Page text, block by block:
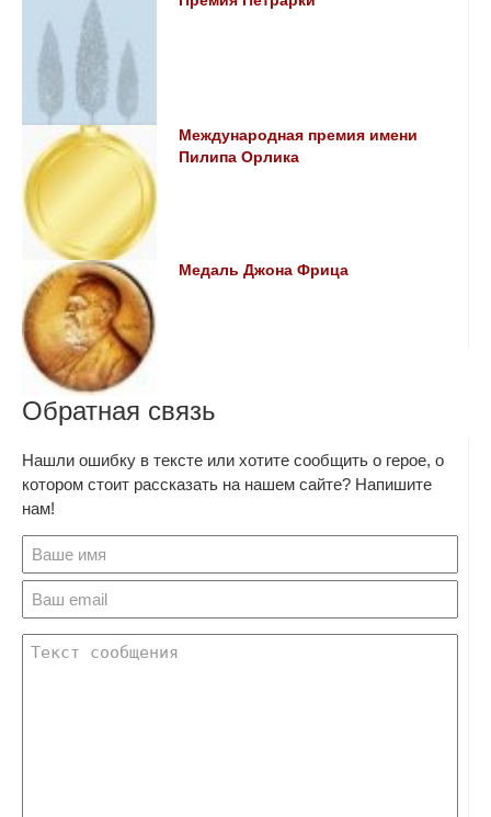
Международная премия имени
Пилипа Орлика
Медаль Джона Фрица
Обратная связь
Нашли ошибку в тексте или хотите сообщить о герое, о
котором стоит рассказать на нашем сайте? Напишите
нам!